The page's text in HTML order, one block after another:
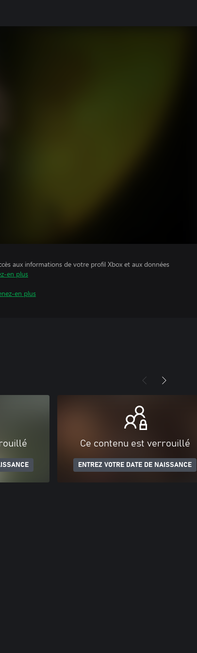
aux informations de votre profil Xbox et aux données
en plus
en plus
Ce contenu est verrouillé
ENTREZ VOTRE DATE DE NAISSANCE